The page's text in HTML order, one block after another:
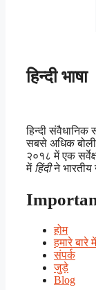
हिन्दी भाषा
हिन्दी
सबसे अधिक
२०१८ में एक
में हिंदीने भारतीय
होम
हमारे बारे में
संपर्क
जुड़े
Blog